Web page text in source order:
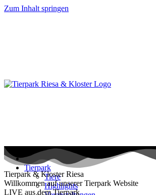
Zum Inhalt springen
Tierpark
Tiere
Highlights
Tierpark & Kloster Riesa
Willkommen auf unserer Tierpark Website
LIVE aus dem Tierpark